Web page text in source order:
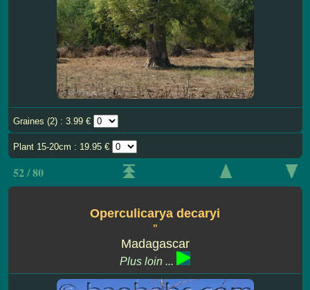
Graines (2) : 3.99 €
Plant 15-20cm : 19.95 €
52 / 80
Operculicarya decaryi
''
Madagascar
Plus loin ...